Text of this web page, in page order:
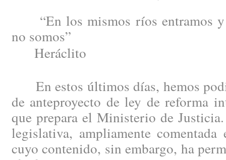
“En los mismos ríos entramos y
no somos”
Heráclito
En estos últimos días, hemos
de anteproyecto de ley de reforma
que prepara el Ministerio de
legislativa, ampliamente
cuyo contenido, sin embargo, ha